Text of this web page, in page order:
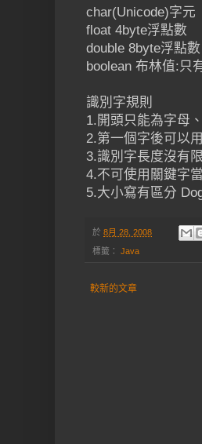
char(Unicode)字元
float 4byte浮點數
double 8byte浮點數
boolean 布林值:只
識別字規則
1.開頭只能為字母
2.第一個字後可以
3.識別字長度沒有
4.不可使用關鍵字
5.大小寫有區分
於 8月 28, 2008
標籤： Java
較新的文章